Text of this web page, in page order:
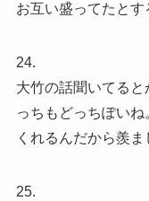
お互い盛ってたと
24.
大竹の話聞いてる
っちもどっちぽい
くれるんだから羨ま
25.